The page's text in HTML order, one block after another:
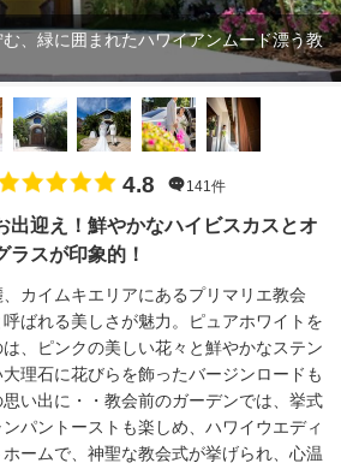
、緑に囲まれたハワイアンムード漂う教
4.8 141件
出迎え！鮮やかなハイビスカスとオ
ラスが印象的！
カイムキエリアにあるプリマリエ教会
ばれる美しさが魅力。ピュアホワイトを
、ピンクの美しい花々と鮮やかなステン
理石に花びらを飾ったバージンロードも
い出に・・教会前のガーデンでは、挙式
パントーストも楽しめ、ハワイウエディ
ームで、神聖な教会式が挙げられ、心温